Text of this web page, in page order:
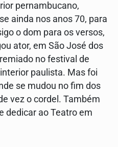
pernambucano,
ainda nos anos 70, para
o dom para os versos,
ator, em São José dos
no festival de
paulista. Mas foi
se mudou no fim dos
vez o cordel. Também
dedicar ao Teatro em